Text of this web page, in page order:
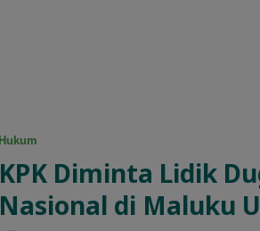
Hukum
KPK Diminta Lidik
Nasional di Maluku